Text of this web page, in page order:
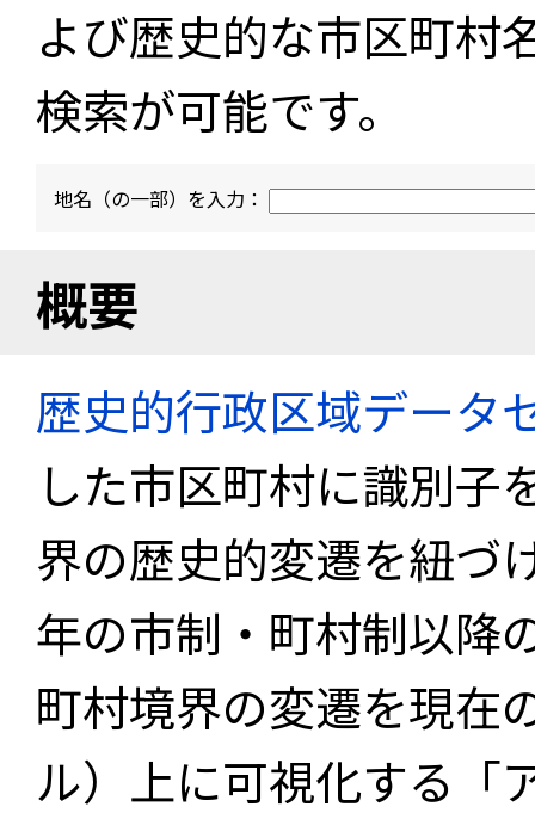
よび歴史的な市区町村
検索が可能です。
地名（の一部）を入力：
概要
歴史的行政区域データ
した市区町村に識別子
界の歴史的変遷を紐づ
年の市制・町村制以降
町村境界の変遷を現在
ル）上に可視化する「